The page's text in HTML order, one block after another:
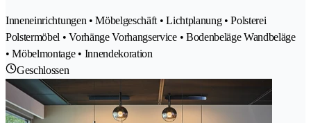
Inneneinrichtungen • Möbelgeschäft • Lichtplanung • Polsterei
Polstermöbel • Vorhänge Vorhangservice • Bodenbeläge Wandbeläge
• Möbelmontage • Innendekoration
Geschlossen